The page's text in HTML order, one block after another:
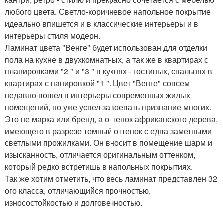
любого цвета. Светло-коричневое напольное покрытие
идеально впишется и в классические интерьеры и в
интерьеры стиля модерн.
Ламинат цвета "Венге" будет использован для отделки
пола на кухне в двухкомнатных, а так же в квартирах с
планировками "2 " и "3 " в кухнях - гостиных, спальнях в
квартирах с панировкой "1 ". Цвет "Венге" совсем
недавно вошел в интерьеры современных жилых
помещений, но уже успел завоевать признание многих.
Это не марка или бренд, а оттенок африканского дерева,
имеющего в разрезе темный оттенок с едва заметными
светлыми прожилками. Он вносит в помещение шарм и
изысканность, отличается оригинальным оттенком,
который редко встретишь в напольных покрытиях.
Так же хотим отметить, что весь ламинат представлен 32
ого класса, отличающийся прочностью,
износостойкостью и долговечностью.